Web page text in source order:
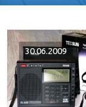
30.06.2009